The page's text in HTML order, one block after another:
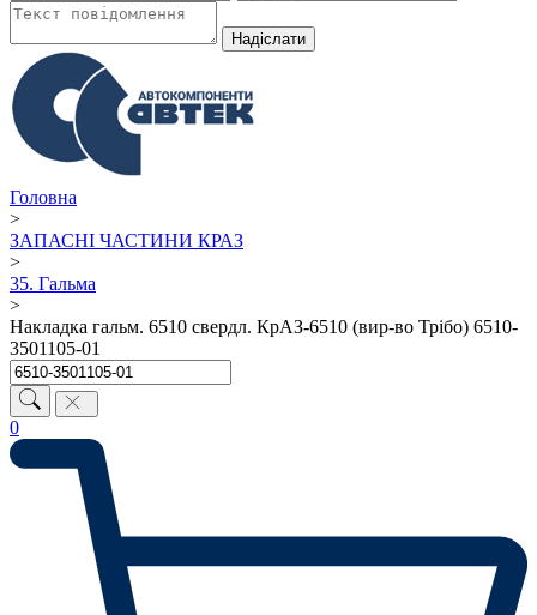
Надiслати
Головна
>
ЗАПАСНІ ЧАСТИНИ КРАЗ
>
35. Гальма
>
Накладка гальм. 6510 свердл. КрАЗ-6510 (вир-во Трібо) 6510-
3501105-01
0